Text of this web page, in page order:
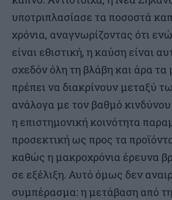
υποτριπλασίασε τα ποσοστά
χρόνια, αναγνωρίζοντας ότι
είναι εθιστική, η καύση είναι
σχεδόν όλη τη βλάβη και άρα τα
πρέπει να διακρίνουν μεταξύ
ανάλογα με τον βαθμό
η επιστημονική κοινότητα
προσεκτική ως προς τα
καθώς η μακροχρόνια έρευνα
σε εξέλιξη. Αυτό όμως δεν
συμπέρασμα: η μετάβαση από